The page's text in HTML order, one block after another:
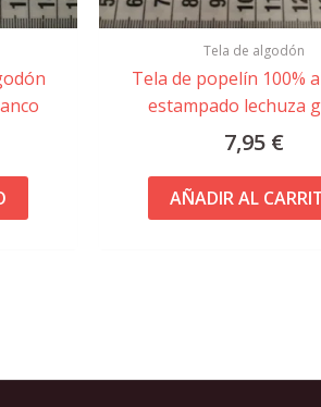
Tela de algodón
Tela de popelín 100%
estampado lechuza
7,95 €
AÑADIR AL